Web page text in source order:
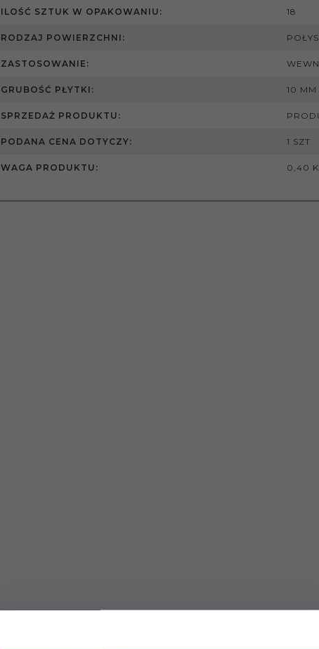
ILOŚĆ SZTUK W OPAKOWANIU: 18
RODZAJ POWIERZCHNI:
ZASTOSOWANIE:
GRUBOŚĆ PŁYTKI: 10 MM
SPRZEDAŻ PRODUKTU:
PODANA CENA DOTYCZY: 1 SZT.
WAGA PRODUKTU: 0,40